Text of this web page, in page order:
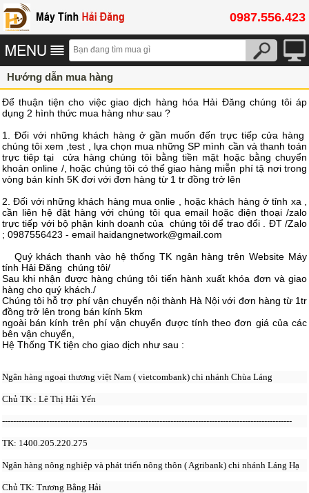
0987.556.423
Hướng dẫn mua hàng
Để thuận tiện cho việc giao dịch hàng hóa Hải Đăng chúng tôi áp
dụng 2 hình thức mua hàng như sau ?
1. Đối với những khách hàng ở gần muốn đến trực tiếp cửa hàng
chúng tôi xem ,test , lựa chọn mua những SP mình cần và thanh toán
trực tiêp tại cửa hàng chúng tôi bằng tiền mặt hoặc bằng chuyển
khoản online /, hoặc chúng tôi có thể giao hàng miễn phí tậ nơi trong
vòng bán kính 5K đơi với đơn hàng từ 1 tr đồng trở lên
2. Đối với những khách hàng mua onlie , hoặc khách hàng ở tỉnh xa ,
cần liên hệ đặt hàng với chúng tôi qua email hoặc điện thoại /zalo
trực tiếp với bộ phận kinh doanh của chúng tôi để trao đổi . ĐT /Zalo
; 0987556423 - email haidangnetwork@gmail.com
Quý khách thanh vào hệ thống TK ngân hàng trên Website Máy
tính Hải Đăng chúng tôi/
Sau khi nhận được hàng chúng tôi tiến hành xuất khóa đơn và giao
hàng cho quý khách./
Chúng tôi hỗ trợ phí vận chuyển nội thành Hà Nội với đơn hàng từ 1tr
đồng trở lên trong bán kính 5km
ngoài bán kính trên phí vận chuyển được tính theo đơn giá của các
bên vận chuyển,
Hệ Thống TK tiện cho giao dịch như sau :
Ngân hàng ngoại thương việt Nam ( vietcombank) chi nhánh Chùa Láng
Chủ TK : Lê Thị Hải Yến
---------------------------------------------------------------------------------------------------------
TK: 1400.205.220.275
Ngân hàng nông nghiệp và phát triển nông thôn ( Agribank) chi nhánh Láng Hạ
Chủ TK: Trương Bằng Hải